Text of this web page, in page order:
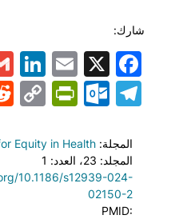
شارك:
X
Telegram
المجلة: Equity in Health
المجلد: 23
، العدد: 1
10.1186/s12939-024-
02150-2
PMID: